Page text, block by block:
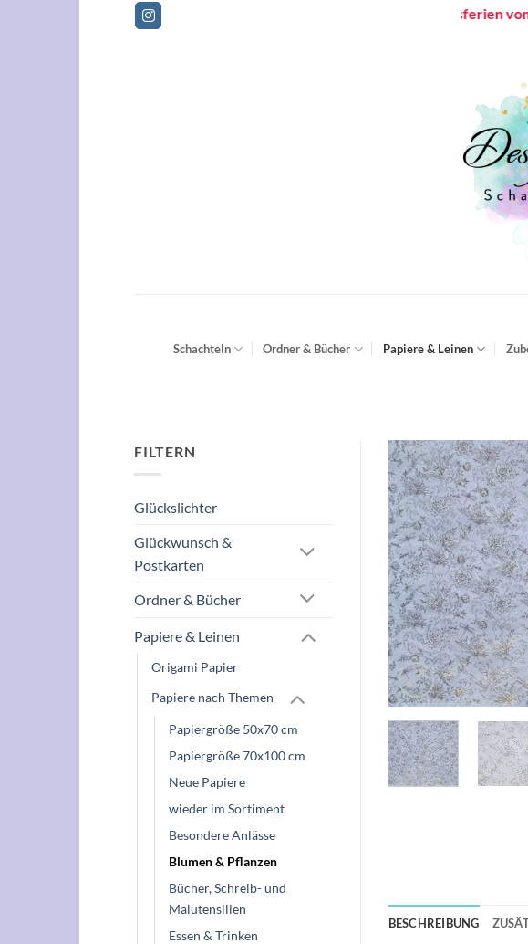
Betriebsferien vom
Schachteln Ordner & Bücher Papiere & Leinen
FILTERN
Glückslichter
Glückwunsch &
Postkarten
Ordner & Bücher
Papiere & Leinen
Origami Papier
Papiere nach Themen
Papiergröße 50x70 cm
Papiergröße 70x100 cm
Neue Papiere
wieder im Sortiment
Besondere Anlässe
Blumen & Pflanzen
Bücher, Schreib- und
Malutensilien
Essen & Trinken
BESCHREIBUNG